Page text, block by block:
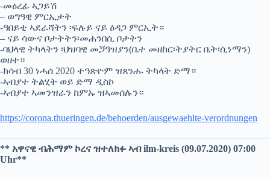
-መዕረፊ ኣጋይሽ
– ወግዓዊ ምርኢታት
-ዓበይቲ ኣደራሻትን ፡ፍሉይ ናይ ዕዳጋ ምርኢት።
– ናይ ሳውና ቦታትትን፡መሐንበሲ ቦታትን
-ባህላዊ ትካላትን ፡ህዝባዊ መጛዓዝያን(ቤተ መዘከር፡ትያትር ቤት፡ሲነማን)
ወዘተ።
-ክሳብ 30 ነሓሰ 2020 ተዓጽዮም ዝጸንሑ ትካላት ድማ።
-ኣብያተ ትልሂት ወይ ድማ ዲስኮ
-ኣብያተ ኣመንዝራን ከምኡ ዝኣመሰሉን።
https://corona.thueringen.de/behoerden/ausgewaehlte-verordnungen
** አዋናዊ ብሕማም ኮረና ዝተለክፉ ኣብ ilm-kreis (09.07.2020) 07:00
Uhr**